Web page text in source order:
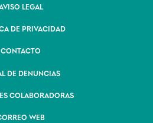
LEGAL
DE PRIVACIDAD
CONTACTO
DE DENUNCIAS
COLABORADORAS
WEB